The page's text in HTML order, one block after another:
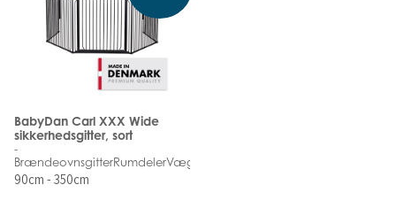
BabyDan Carl XXX Wide
sikkerhedsgitter, sort
-
BrændeovnsgitterRumdelerVægmonteret
90cm - 350cm